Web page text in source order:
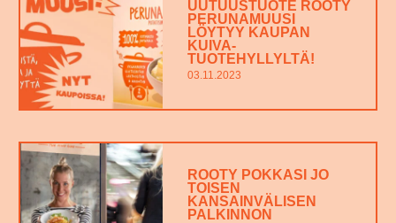
UUTUUSTUOTE ROOTY
PERUNAMUUSI
LÖYTYY KAUPAN
KUIVA-
TUOTEHYLLYLTÄ!
03.11.2023
ROOTY POKKASI JO
TOISEN
KANSAINVÄLISEN
PALKINNON